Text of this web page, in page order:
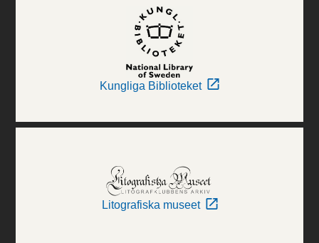
Kungliga Biblioteket
Litografiska museet